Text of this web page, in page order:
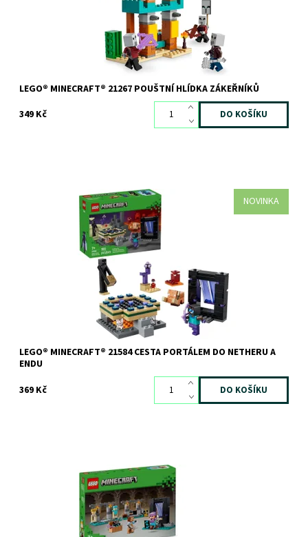
LEGO® MINECRAFT® 21267 POUŠTNÍ HLÍDKA ZÁKEŘNÍKŮ
349 Kč
NOVINKA
Vydejte se s milovníky Minecraftu na herní dobrodružství se
stavebnicí Cesta portálem do Netheru a Endu (21584) pro kluky a
holky od 7 let....
Skladem>3 ks
12776
LEGO
LEGO® MINECRAFT® 21584 CESTA PORTÁLEM DO NETHERU A
ENDU
369 Kč
Akční hračka s brněním, zbraněmi a Alex ze světa hry Minecraft®
Skladem2 ks
11463
LEGO